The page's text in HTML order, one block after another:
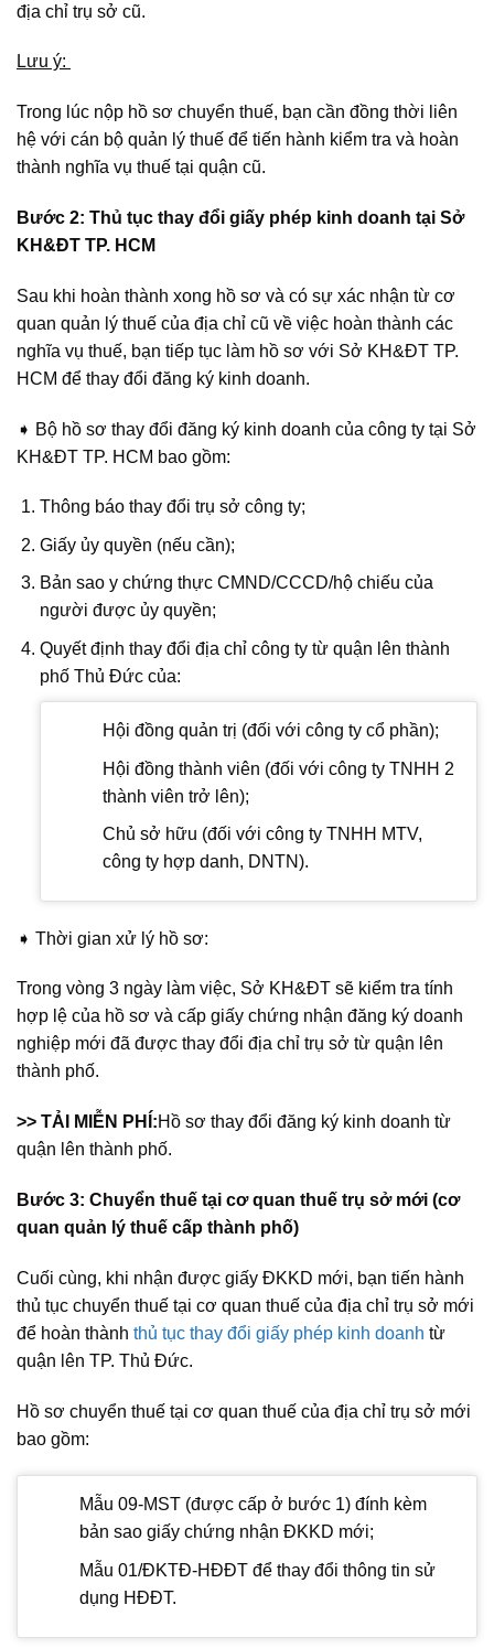
địa chỉ trụ sở cũ.
Lưu ý:
Trong lúc nộp hồ sơ chuyển thuế, bạn cần đồng thời liên
hệ với cán bộ quản lý thuế để tiến hành kiểm tra và hoàn
thành nghĩa vụ thuế tại quận cũ.
Bước 2: Thủ tục thay đổi giấy phép kinh doanh tại Sở
KH&ĐT TP. HCM
Sau khi hoàn thành xong hồ sơ và có sự xác nhận từ cơ
quan quản lý thuế của địa chỉ cũ về việc hoàn thành các
nghĩa vụ thuế, bạn tiếp tục làm hồ sơ với Sở KH&ĐT TP.
HCM để thay đổi đăng ký kinh doanh.
➧ Bộ hồ sơ thay đổi đăng ký kinh doanh của công ty tại Sở
KH&ĐT TP. HCM bao gồm:
Thông báo thay đổi trụ sở công ty;
Giấy ủy quyền (nếu cần);
Bản sao y chứng thực CMND/CCCD/hộ chiếu của
người được ủy quyền;
Quyết định thay đổi địa chỉ công ty từ quận lên thành
phố Thủ Đức của:
Hội đồng quản trị (đối với công ty cổ phần);
Hội đồng thành viên (đối với công ty TNHH 2
thành viên trở lên);
Chủ sở hữu (đối với công ty TNHH MTV,
công ty hợp danh, DNTN).
➧ Thời gian xử lý hồ sơ:
Trong vòng 3 ngày làm việc, Sở KH&ĐT sẽ kiểm tra tính
hợp lệ của hồ sơ và cấp giấy chứng nhận đăng ký doanh
nghiệp mới đã được thay đổi địa chỉ trụ sở từ quận lên
thành phố.
>> TẢI MIỄN PHÍ:Hồ sơ thay đổi đăng ký kinh doanh từ
quận lên thành phố.
Bước 3: Chuyển thuế tại cơ quan thuế trụ sở mới (cơ
quan quản lý thuế cấp thành phố)
Cuối cùng, khi nhận được giấy ĐKKD mới, bạn tiến hành
thủ tục chuyển thuế tại cơ quan thuế của địa chỉ trụ sở mới
để hoàn thành thủ tục thay đổi giấy phép kinh doanh từ
quận lên TP. Thủ Đức.
Hồ sơ chuyển thuế tại cơ quan thuế của địa chỉ trụ sở mới
bao gồm:
Mẫu 09-MST (được cấp ở bước 1) đính kèm
bản sao giấy chứng nhận ĐKKD mới;
Mẫu 01/ĐKTĐ-HĐĐT để thay đổi thông tin sử
dụng HĐĐT.